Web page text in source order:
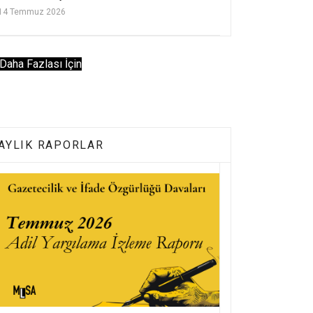
Temmuz 2026
Daha Fazlası İçin
RAPORLAR